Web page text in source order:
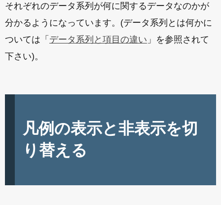
それぞれのデータ系列が何に関するデータなのかが
分かるようになっています。(データ系列とは何かに
ついては「 データ系列と項目の違い 」を参照されて
下さい)。
凡例の表示と非表示を切
り替える